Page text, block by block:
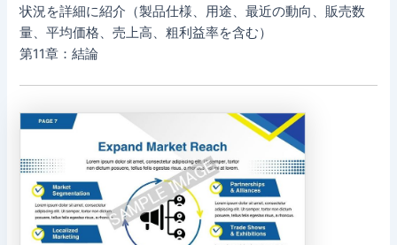
状況を詳細に紹介（製品仕様、用途、最近の動向、販売数
量、平均価格、売上高、粗利益率を含む）
第11章：結論